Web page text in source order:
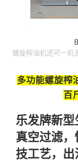
多功能螺旋榨
百
乐发牌新型
真空过滤
技工艺，